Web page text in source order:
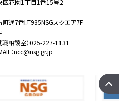
通7番町935NSGスクエア7F
職相談室）025-227-1131
：ncc@nsg.gr.jp